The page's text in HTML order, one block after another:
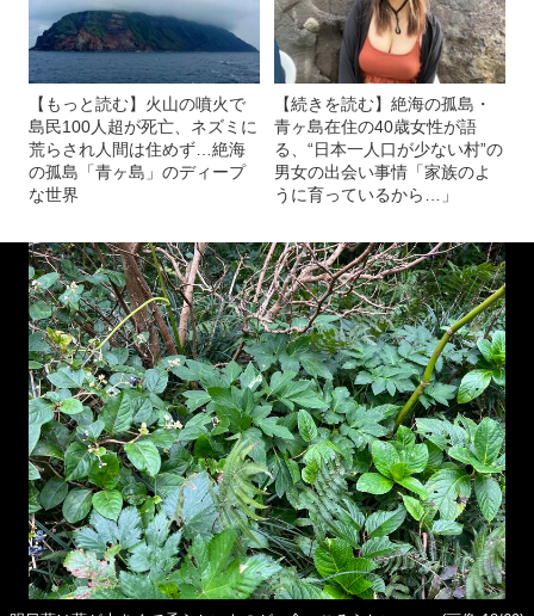
【もっと読む】火山の噴火で
島民100人超が死亡、ネズミに
荒らされ人間は住めず…絶海
の孤島「青ヶ島」のディープ
な世界
【続きを読む】絶海の孤島・
青ヶ島在住の40歳女性が語
る、“日本一人口が少ない村”の
男女の出会い事情「家族のよ
うに育っているから…」